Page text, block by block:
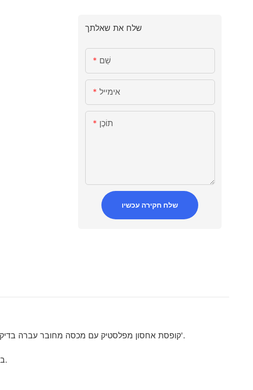
שלח את שאלתך
שֵׁם
אימייל
תוֹכֶן
שלח חקירה עכשיו
· JOIN קופסת אחסון מפלסטיק עם מכסה מחובר עברה בדיקות פגמים. בדיקות אלו כוללות שריטות, סדקים, קצוות שבורים, קצוות שבבים, חרירים, סימני סחרור, תיקונים וכו'.
· בגלל יכולתו לשמור על חום, המוצר מגדיל מאוד את היעילות האנרגטית של מבנים ומצמצם את חשבונות החימום/קירור.